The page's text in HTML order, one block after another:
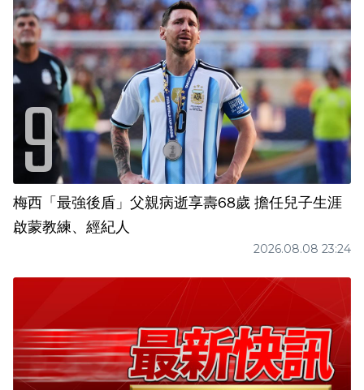
梅西「最強後盾」父親病逝享壽68歲 擔任兒子生涯
啟蒙教練、經紀人
2026.08.08 23:24